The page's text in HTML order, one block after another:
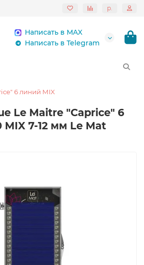
р.
Написать в MAX
Написать в Telegram
6 линий MIX
Le Maitre "Caprice" 6
MIX 7-12 мм Le Mat